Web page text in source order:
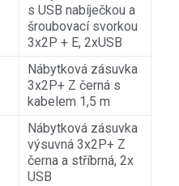
s USB nabíječkou a
šroubovací svorkou
3x2P + E, 2xUSB
Nábytková zásuvka
3x2P+ Z černá s
kabelem 1,5 m
Nábytková zásuvka
výsuvná 3x2P+ Z
černa a stříbrná, 2x
USB